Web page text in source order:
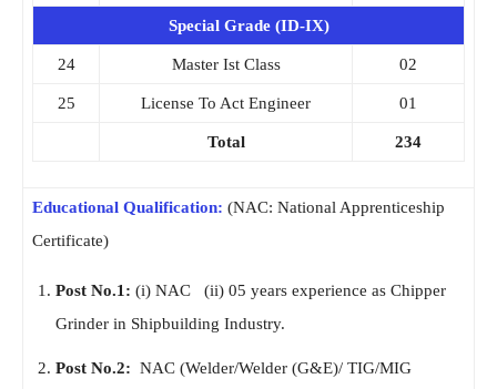
Special Grade (ID-IX)
24 Master Ist Class 02
25 License To Act Engineer 01
Total 234
Educational Qualification: (NAC: National Apprenticeship
Certificate)
Post No.1: (i) NAC (ii) 05 years experience as Chipper
Grinder in Shipbuilding Industry.
Post No.2: NAC (Welder/Welder (G&E)/ TIG/MIG